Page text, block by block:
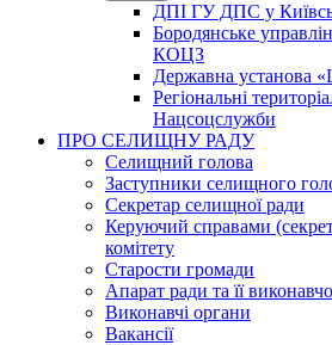
ДПІ ГУ ДПС у
Бородянське
КОЦЗ
Державна установа
Регіональні
Нацсоцслужби
ПРО СЕЛИЩНУ РАДУ
Селищний голова
Заступники селищного
Секретар селищної ради
Керуючий справами
комітету
Старости громади
Апарат ради та її
Виконавчі органи
Вакансії